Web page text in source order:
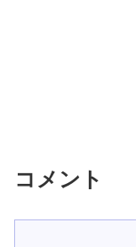
コメント